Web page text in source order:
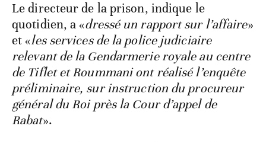
Le directeur de la prison, indique le
quotidien, a «dressé un rapport sur l’affaire»
et «les services de la police judiciaire
relevant de la Gendarmerie royale au centre
de Tiflet et Roummani ont réalisé l’enquête
préliminaire, sur instruction du procureur
général du Roi près la Cour d’appel de
Rabat».